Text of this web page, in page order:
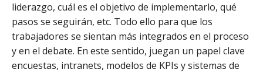
liderazgo, cuál es el objetivo de implementarlo, qué
pasos se seguirán, etc. Todo ello para que los
trabajadores se sientan más integrados en el proceso
y en el debate. En este sentido, juegan un papel clave
encuestas, intranets, modelos de KPIs y sistemas de